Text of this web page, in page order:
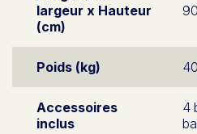
largeur x Hauteur
(cm)
Poids (kg) 40
Accessoires
inclus
4